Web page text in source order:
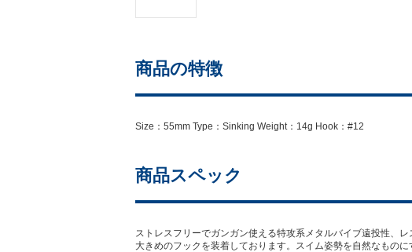
商品の特徴
Size：55mm Type：Sinking Weight：14g Hook：#12
商品スペック
ストレスフリーでガンガン使える特攻系メタルバイブ遠投性、
大きめのフックを装着しております。スイム姿勢を自然なもの